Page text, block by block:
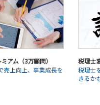
アム（3万顧問）
売上向上、事業成長を
税理士
税理士
きるか